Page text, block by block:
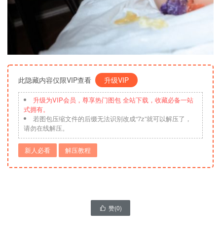
此隐藏内容仅限VIP查看 升级VIP
升级为VIP会员，尊享热门图包 全站下载，收藏必备一站
式拥有。
若图包压缩文件的后缀无法识别改成“7z”就可以解压了，
请勿在线解压。
新人必看 解压教程
 赞(0)